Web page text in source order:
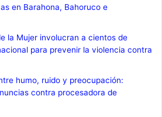
en Barahona, Bahoruco e
la Mujer involucran a cientos de
para prevenir la violencia contra
humo, ruido y preocupación:
contra procesadora de